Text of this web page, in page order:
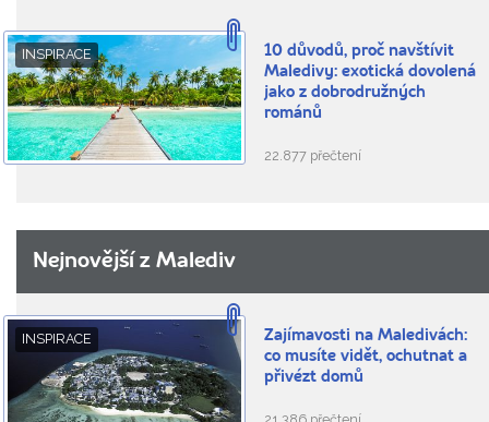
INSPIRACE
10 důvodů, proč navštívit
Maledivy: exotická dovolená
jako z dobrodružných
románů
22.877 přečtení
Nejnovější z Malediv
INSPIRACE
Zajímavosti na Maledivách:
co musíte vidět, ochutnat a
přivézt domů